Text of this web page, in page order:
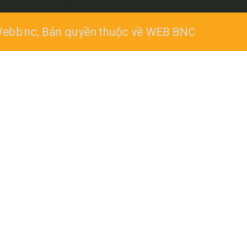
Bản quyền thuộc về WEB BNC